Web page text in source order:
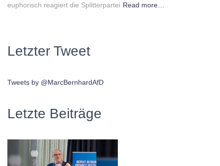
euphorisch reagiert die Splitterpartei Read more…
Letzter Tweet
Tweets by @MarcBernhardAfD
Letzte Beiträge